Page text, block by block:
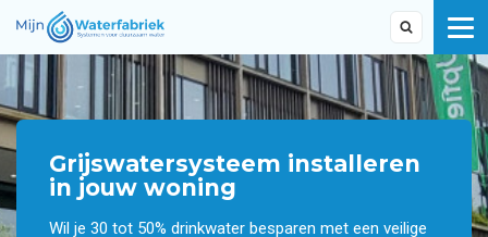
Grijswatersysteem installeren
in jouw woning
Wil je 30 tot 50% drinkwater besparen met een veilige